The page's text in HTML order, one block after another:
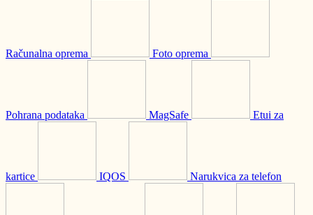
Računalna oprema Foto oprema
Pohrana podataka MagSafe Etui za
kartice IQOS Narukvica za telefon